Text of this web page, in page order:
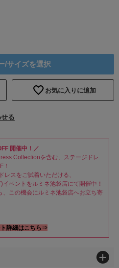
/サイズを選択
お気に入りに追加
る
開催中！／
Collectionを含む、ステージドレ
！
レスをご試着いただける、
ベントをルミネ池袋店にて開催中！
この機会にルミネ池袋店へお立ち寄
ト詳細はこちら⇒